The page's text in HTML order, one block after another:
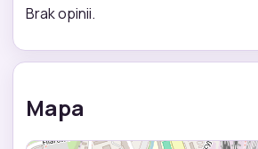
Brak opinii.
Mapa